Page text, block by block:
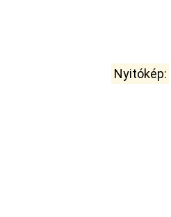
Nyitókép: